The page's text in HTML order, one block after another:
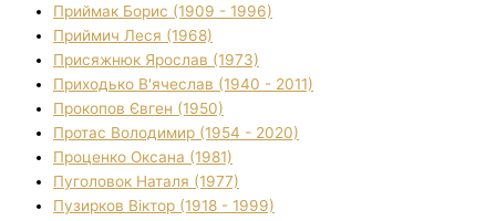
Приймак Борис (1909 - 1996)
Приймич Леся (1968)
Присяжнюк Ярослав (1973)
Приходько В'ячеслав (1940 - 2011)
Прокопов Євген (1950)
Протас Володимир (1954 - 2020)
Проценко Оксана (1981)
Пуголовок Наталя (1977)
Пузирков Віктор (1918 - 1999)